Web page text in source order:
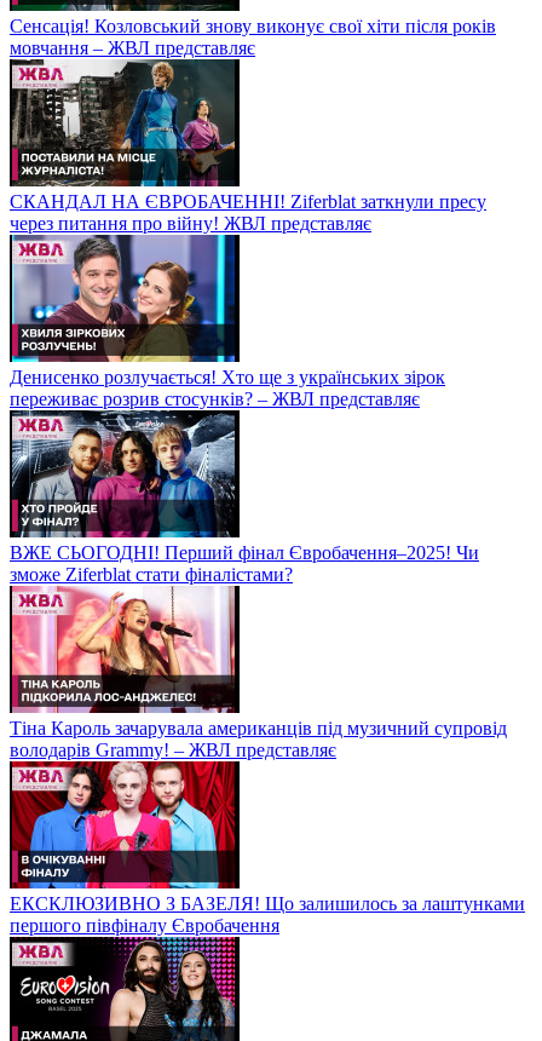
Сенсація! Козловський знову виконує свої хіти після років
мовчання – ЖВЛ представляє
СКАНДАЛ НА ЄВРОБАЧЕННІ! Ziferblat заткнули пресу
через питання про війну! ЖВЛ представляє
Денисенко розлучається! Хто ще з українських зірок
переживає розрив стосунків? – ЖВЛ представляє
ВЖЕ СЬОГОДНІ! Перший фінал Євробачення–2025! Чи
зможе Ziferblat стати фіналістами?
Тіна Кароль зачарувала американців під музичний супровід
володарів Grammy! – ЖВЛ представляє
ЕКСКЛЮЗИВНО З БАЗЕЛЯ! Що залишилось за лаштунками
першого півфіналу Євробачення